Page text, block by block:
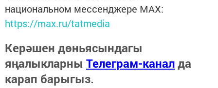
национальном мессенджере MАХ:
https://max.ru/tatmedia
Керәшен дөньясындагы
яңалыкларны Телеграм-каналда
карап барыгыз.